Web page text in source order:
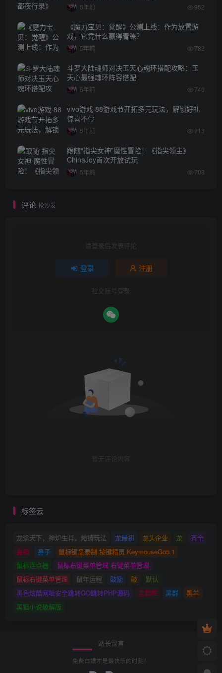
5年前 952
《魔力宝贝：觉醒》公测上线：作为放置游
戏，它凭什么赢得青睐？
5年前 782
斗罗大陆魂师对决玉天心魂环搭配攻略：玉
天心最强魂环阵容搭配
5年前 740
vivo游戏·88游戏节开拓多元玩法，解锁好礼
惊喜不停
5年前 713
跟随“指尖女神”魔性冒险！《指尖领主》
ChinaJoy首次开放试玩
5年前 708
评论 抢沙发
请登录后发表评论
登录 注册
社交账号登录
暂无评论内容
标签云
龙途天下，神炉生肖，熔铸玩法 龙最初 龙头企业 龙
齐全
鼻祖
鼻子
鼠标键盘录制 按键精灵 KeymouseGo5.1
鼠标连点器
鼠标右键菜单管理 右键菜单管理
鼠标右键菜单管理
鼠年运程 鼓励 鼓
默认
黑色炫酷网址安全跳转GO跳转PHP源码
黑群晖 黑群
黑羊
黑猫小说破解版
站长留言
免费白嫖才是最快乐的时刻！